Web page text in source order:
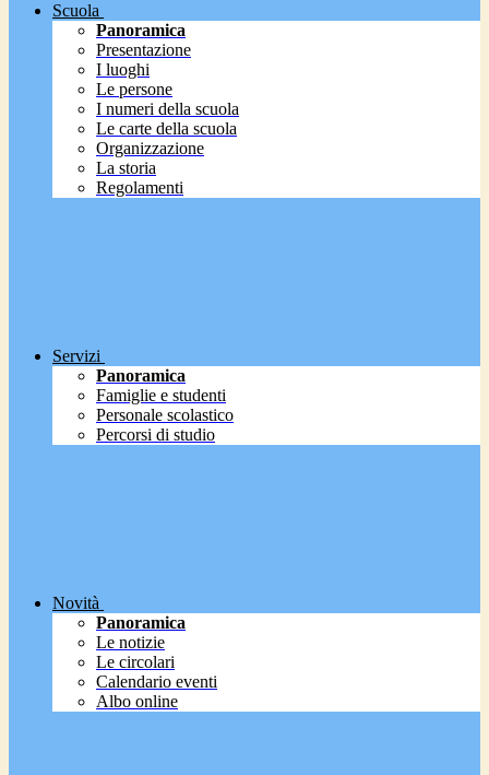
Scuola
Panoramica
Presentazione
I luoghi
Le persone
I numeri della scuola
Le carte della scuola
Organizzazione
La storia
Regolamenti
Servizi
Panoramica
Famiglie e studenti
Personale scolastico
Percorsi di studio
Novità
Panoramica
Le notizie
Le circolari
Calendario eventi
Albo online